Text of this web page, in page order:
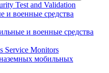
Test and Validation
и военные средства
и военные средства
Service Monitors
мобильных